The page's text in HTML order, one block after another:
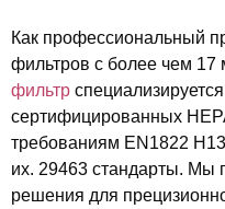
Как профессиональный
фильтров с более чем 17
фильтр
сертифицированных
требованиям EN1822
их. 29463 стандарты. Мы
решения для